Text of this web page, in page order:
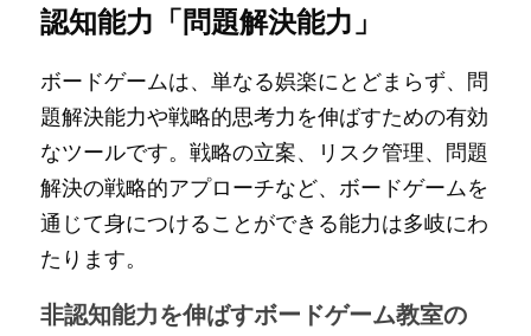
認知能力「問題解決能力」
ボードゲームは、単なる娯楽にとどまらず、問
題解決能力や戦略的思考力を伸ばすための有効
なツールです。戦略の立案、リスク管理、問題
解決の戦略的アプローチなど、ボードゲームを
通じて身につけることができる能力は多岐にわ
たります。
非認知能力を伸ばすボードゲーム教室の